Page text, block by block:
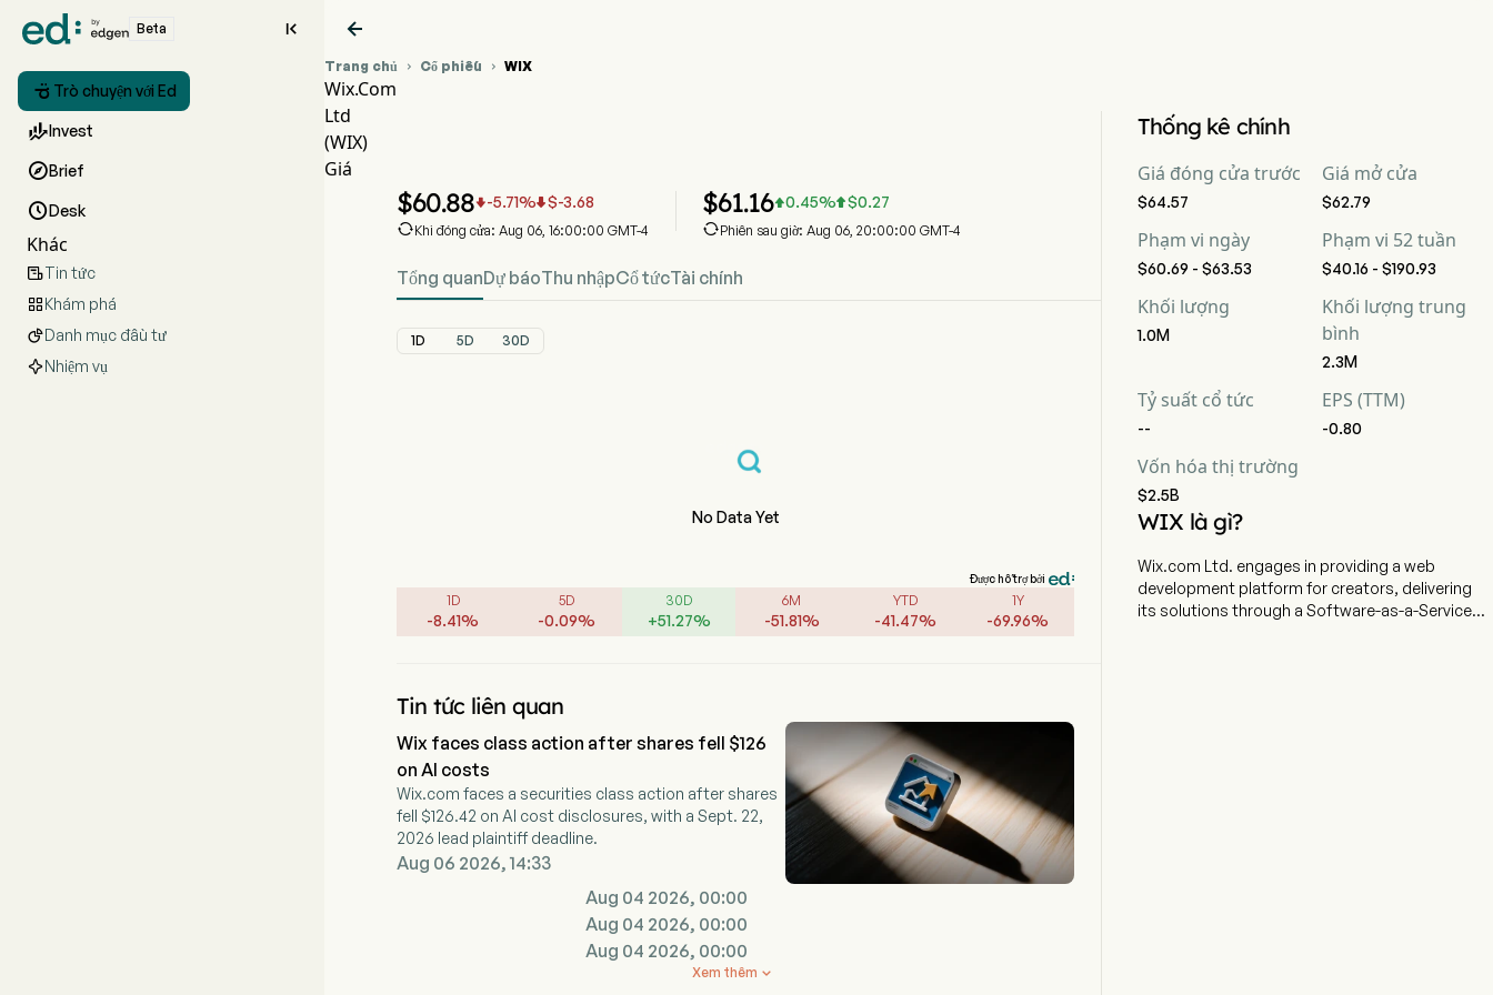
Beta 
 Trò chuyện với Ed
Invest
Brief
Desk
Khác
Tin tức
Khám phá
Danh mục đầu tư
Nhiệm vụ

Trang chủ  Cổ phiếu  WIX
Wix.Com
Ltd
(WIX)
Giá
$60.88-5.71% $-3.68
Khi đóng cửa: Aug 06, 16:00:00 GMT-4
$61.160.45% $0.27
Phiên sau giờ: Aug 06, 20:00:00 GMT-4
Tổng quanDự báoThu nhậpCổ tứcTài chính
1D 5D 30D
No Data Yet
Được hỗ trợ bởi
1D
-8.41%
5D
-0.09%
30D
+51.27%
6M
-51.81%
YTD
-41.47%
1Y
-69.96%
Tin tức liên quan
Wix faces class action after shares fell $126
on AI costs
Wix.com faces a securities class action after shares
fell $126.42 on AI cost disclosures, with a Sept. 22,
2026 lead plaintiff deadline.
Aug 06 2026, 14:33
Aug 04 2026, 00:00
Aug 04 2026, 00:00
Aug 04 2026, 00:00

Xem thêm
Thống kê chính
Giá đóng cửa trước
$64.57
Giá mở cửa
$62.79
Phạm vi ngày
$60.69 - $63.53
Phạm vi 52 tuần
$40.16 - $190.93
Khối lượng
1.0M
Khối lượng trung
bình
2.3M
Tỷ suất cổ tức
--
EPS (TTM)
-0.80
Vốn hóa thị trường
$2.5B
WIX là gì?
Wix.com Ltd. engages in providing a web
development platform for creators, delivering
its solutions through a Software-as-a-Service